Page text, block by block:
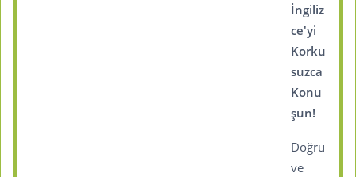
İngiliz
ce'yi
Korku
suzca
Konu
şun!
Doğru
ve